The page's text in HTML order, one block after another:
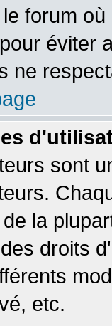
forum
éviter
ne
sont
la
droits
etc.